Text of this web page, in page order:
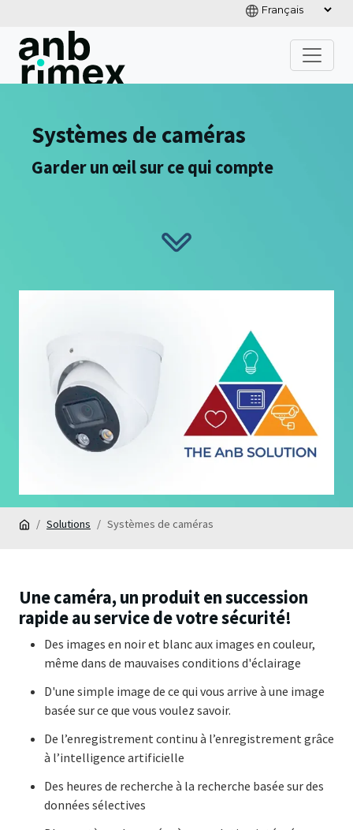
Systèmes de caméras
Garder un œil sur ce qui compte
Solutions Systèmes de caméras
Une caméra, un produit en succession
rapide au service de votre sécurité!
Des images en noir et blanc aux images en couleur,
même dans de mauvaises conditions d'éclairage
D'une simple image de ce qui vous arrive à une image
basée sur ce que vous voulez savoir.
De l’enregistrement continu à l’enregistrement grâce
à l’intelligence artificielle
Des heures de recherche à la recherche basée sur des
données sélectives